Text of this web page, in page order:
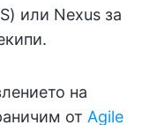
или Nexus за
на
от Agile